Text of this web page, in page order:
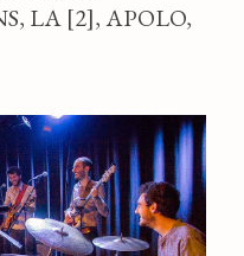
LA [2], APOLO,